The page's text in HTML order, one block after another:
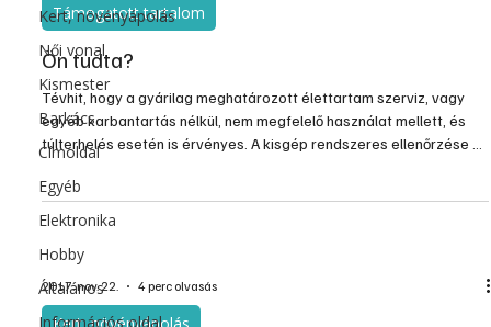
Kert, növényápolás
Női vonal
Kismester
Barkács
Címoldal
Egyéb
Elektronika
Hobby
Általános
Információs oldal
Támogatott tartalom
Ön tudta?
Tévhit, hogy a gyárilag meghatározott élettartam szerviz, vagy
egyéb karbantartás nélkül, nem megfelelő használat mellett, és
túlterhelés esetén is érvényes. A kisgép rendszeres ellenőrzése és
előfeltétele. A rendszeres karbantartás és szerviz hozzájárul a
hosszú élettartamhoz, és nem utolsó sorban saját testi épsége
2017. nov. 22. 4 perc olvasás